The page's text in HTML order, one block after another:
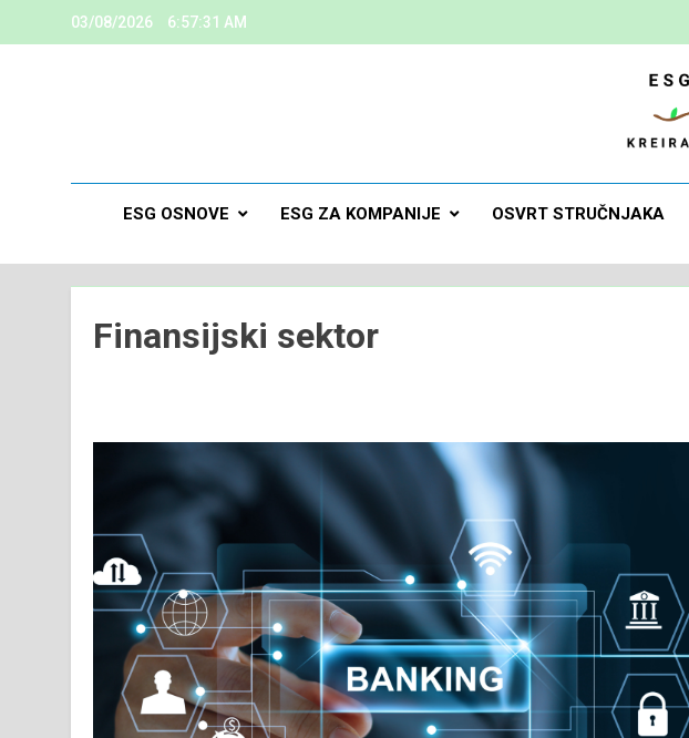
03/08/2026 6:57:32 AM
ESG Korisno
Kreiramo Korisne Priče
ESG OSNOVE ESG ZA KOMPANIJE OSVRT STRUČNJAKA
Finansijski sektor